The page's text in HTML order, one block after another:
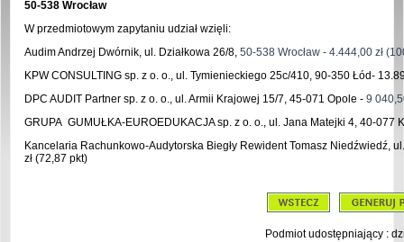
50-538 Wrocław
W przedmiotowym zapytaniu udział wzięli:
Audim Andrzej Dwórnik, ul. Działkowa 26/8, 50-538 Wrocław - 4.444,00 zł
KPW CONSULTING sp. z o. o., ul. Tymienieckiego 25c/410, 90-350 Łód-
DPC AUDIT Partner sp. z o. o., ul. Armii Krajowej 15/7, 45-071 Opole - 9
GRUPA GUMUŁKA-EUROEDUKACJA sp. z o. o., ul. Jana Matejki 4, 40-077
Kancelaria Rachunkowo-Audytorska Biegły Rewident Tomasz Niedźwiedź, u
zł (72,87 pkt)
Podmiot udostępniający :